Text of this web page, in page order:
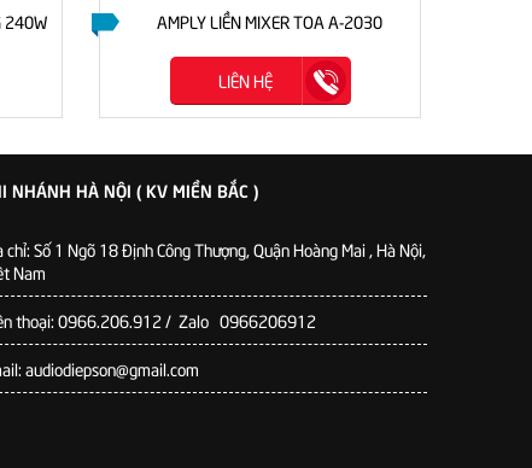
240W
AMPLY LIỀN MIXER TOA A-2030
LIÊN HỆ
NHÁNH HÀ NỘI ( KV MIỀN BẮC )
chỉ: Số 1 Ngõ 18 Định Công Thượng, Quận Hoàng Mai , Hà Nội,
Nam
thoại: 0966.206.912 / Zalo 0966206912
audiodiepson@gmail.com